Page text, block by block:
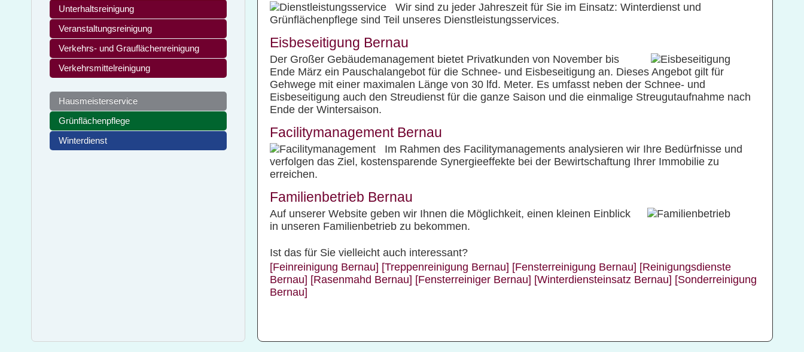
Unterhaltsreinigung
Veranstaltungsreinigung
Verkehrs- und Grauflächenreinigung
Verkehrsmittelreinigung
Hausmeisterservice
Grünflächenpflege
Winterdienst
Wir sind zu jeder Jahreszeit für Sie im Einsatz: Winterdienst und
Grünflächenpflege sind Teil unseres Dienstleistungsservices.
Eisbeseitigung Bernau
Der Großer Gebäudemanagement bietet Privatkunden von November bis
Ende März ein Pauschalangebot für die Schnee- und Eisbeseitigung an. Dieses Angebot gilt für
Gehwege mit einer maximalen Länge von 30 lfd. Meter. Es umfasst neben der Schnee- und
Eisbeseitigung auch den Streudienst für die ganze Saison und die einmalige Streugutaufnahme nach
Ende der Wintersaison.
Facilitymanagement Bernau
Im Rahmen des Facilitymanagements analysieren wir Ihre Bedürfnisse und
verfolgen das Ziel, kostensparende Synergieeffekte bei der Bewirtschaftung Ihrer Immobilie zu
erreichen.
Familienbetrieb Bernau
Auf unserer Website geben wir Ihnen die Möglichkeit, einen kleinen Einblick
in unseren Familienbetrieb zu bekommen.
Ist das für Sie vielleicht auch interessant?
[Feinreinigung Bernau] [Treppenreinigung Bernau] [Fensterreinigung Bernau] [Reinigungsdienste
Bernau] [Rasenmahd Bernau] [Fensterreiniger Bernau] [Winterdiensteinsatz Bernau] [Sonderreinigung
Bernau]